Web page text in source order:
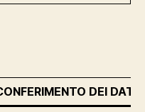
DEI DATI